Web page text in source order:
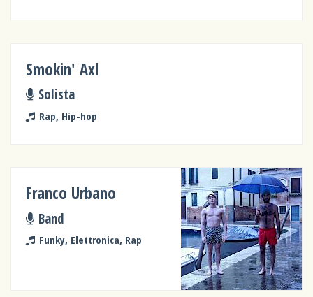
Smokin' Axl
Solista
Rap, Hip-hop
Franco Urbano
Band
Funky, Elettronica, Rap